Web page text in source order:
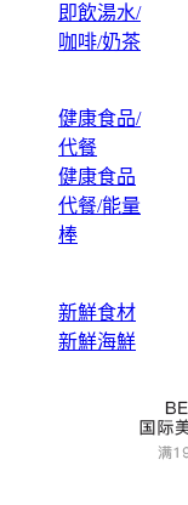
即飲湯水/
咖啡/奶茶
健康食品/
代餐
健康食品
代餐/能量
棒
新鮮食材
新鮮海鮮